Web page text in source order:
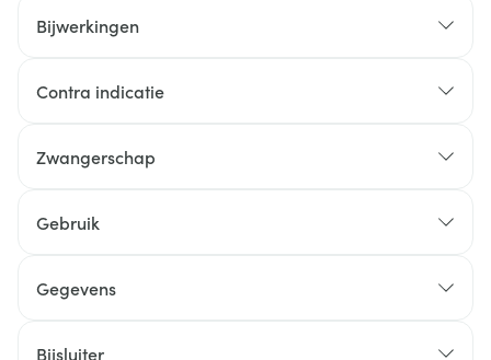
Bijwerkingen
Contra indicatie
Zwangerschap
Gebruik
Gegevens
Bijsluiter